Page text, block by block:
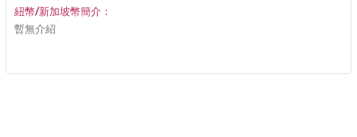
紐幣/新加坡幣簡介：
暫無介紹